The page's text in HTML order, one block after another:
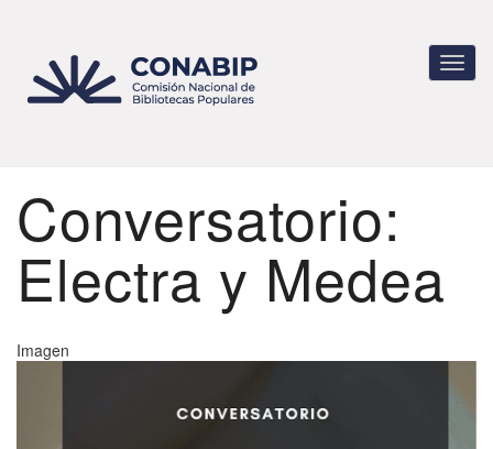
contenido
principal
Conversatorio:
Electra y Medea
Imagen